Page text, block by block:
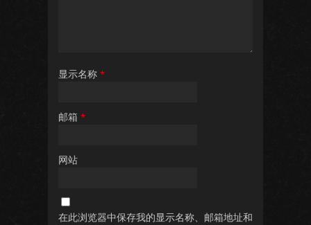
显示名称 *
邮箱 *
网站
在此浏览器中保存我的显示名称、邮箱地址和